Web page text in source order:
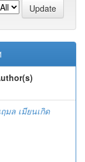
มล เมียนเกิด